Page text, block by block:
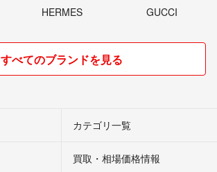
HERMES GUCCI
すべてのブランドを見る
カテゴリ一覧
買取・相場価格情報